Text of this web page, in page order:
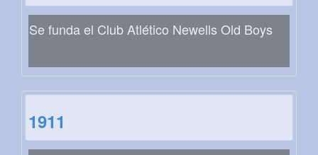
Se funda el Club Atlético Newells Old Boys
1911